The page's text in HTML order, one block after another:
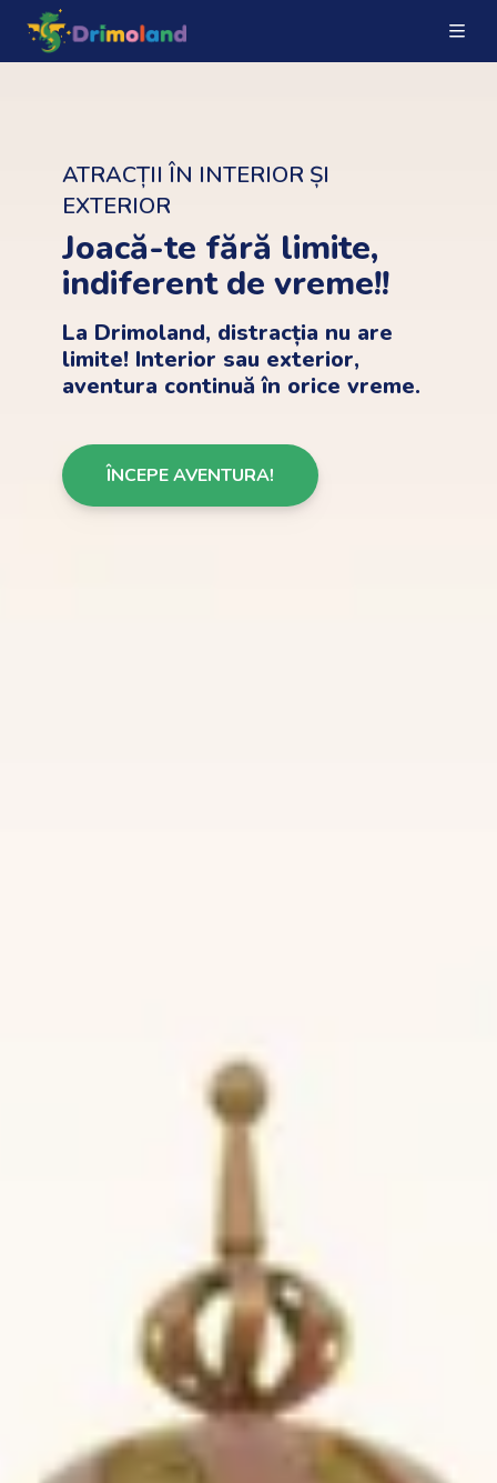
ATRACȚII ÎN INTERIOR ȘI
EXTERIOR
Joacă-te fără limite,
indiferent de vreme!!
La Drimoland, distracția nu are
limite! Interior sau exterior,
aventura continuă în orice vreme.
ÎNCEPE AVENTURA!